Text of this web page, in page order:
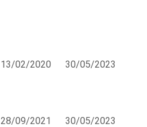
13/02/2020 30/05/2023
28/09/2021 30/05/2023